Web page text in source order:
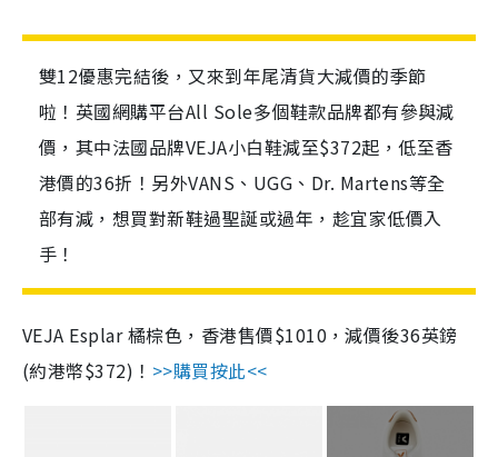
雙12優惠完結後，又來到年尾清貨大減價的季節
啦！英國網購平台All Sole多個鞋款品牌都有參與減
價，其中法國品牌VEJA小白鞋減至$372起，低至香
港價的36折！另外VANS、UGG、Dr. Martens等全
部有減，想買對新鞋過聖誕或過年，趁宜家低價入
手！
VEJA Esplar 橘棕色，香港售價$1010，減價後36英鎊
(約港幣$372)！ >>購買按此<<